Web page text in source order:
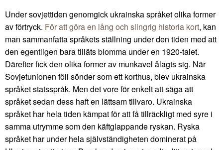
Under sovjettiden genomgick ukrainska språket olika former
av förtryck. För att göra en lång och slingrig historia kort, kan
man sammanfatta språkets ställning under den tiden med att
den egentligen bara tilläts blomma under en 1920-talet.
Därefter fick den olika former av munkavel ålagts sig. När
Sovjetunionen föll sönder som ett korthus, blev ukrainska
språket statsspråk. Men det vore för enkelt att säga att
språket sedan dess haft en lättsam tillvaro. Ukrainska
språket har hela tiden kämpat för att få tillräckligt med syre i
samma utrymme som den käftglappande ryskan. Ryska
språket har under hela självständigheten dominerat på